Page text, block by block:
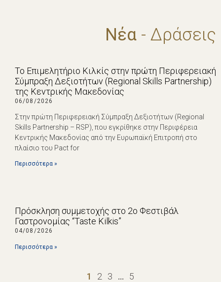
Νέα - Δράσεις
Το Επιμελητήριο Κιλκίς στην πρώτη Περιφερειακή
Σύμπραξη Δεξιοτήτων (Regional Skills Partnership)
της Κεντρικής Μακεδονίας
06/08/2026
Στην πρώτη Περιφερειακή Σύμπραξη Δεξιοτήτων (Regional
Skills Partnership – RSP), που εγκρίθηκε στην Περιφέρεια
Κεντρικής Μακεδονίας από την Ευρωπαϊκή Επιτροπή στο
πλαίσιο του Pact for
Περισσότερα »
Πρόσκληση συμμετοχής στο 2ο Φεστιβάλ
Γαστρονομίας “Taste Kilkis”
04/08/2026
Περισσότερα »
1 2 3 … 5